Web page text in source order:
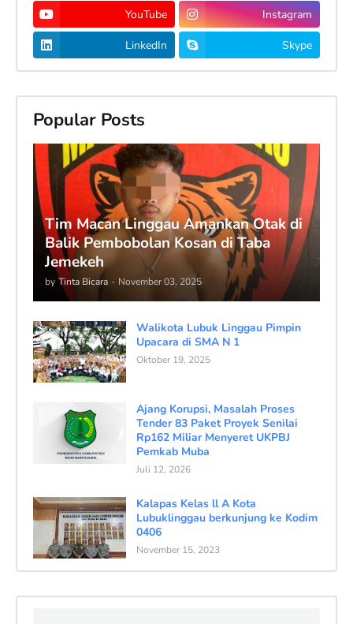
YouTube Instagram
LinkedIn Skype
Popular Posts
Tim Macan Linggau Amankan Otak di
Balik Pembobolan Kosan di Taba
Jemekeh
by Tinta Bicara - November 03, 2025
Walikota Lubuk Linggau Pimpin
Upacara di SMA N 1
Oktober 19, 2025
Ajang Korupsi, Masalah Proses
Tender 83 Paket Proyek Senilai
Rp162 Miliar Menyeret UKPBJ
Pemkab Muba
Juli 12, 2026
Kalapas Kelas ll A Kota
Lubuklinggau berkunjung ke Kodim
0406
November 15, 2023